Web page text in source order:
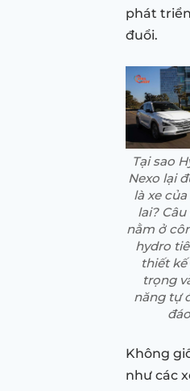
phát
đuổi.
Tại sao
Nexo lại
là xe
lai?
nằm ở
hydro
thiết kế
trọng
năng tự
Không
như các